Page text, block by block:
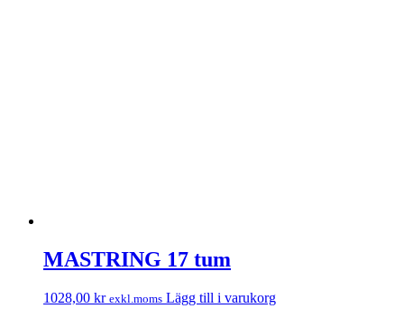
MASTRING 17 tum
1028,00 kr exkl.moms Lägg till i varukorg